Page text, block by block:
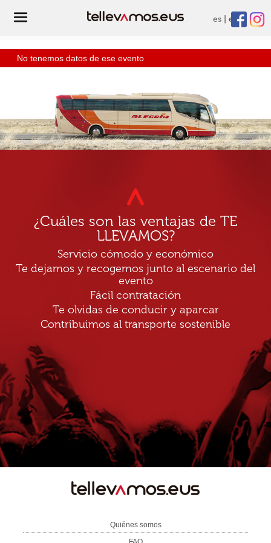
es eu
No tenemos datos de ese evento
¿Cuáles son las ventajas de TE
LLEVAMOS?
Servicio cómodo y económico
Te dejamos y recogemos junto al escenario del
evento
Fácil contratación
Te olvidas de conducir y aparcar
Contribuimos al transporte sostenible
Quiénes somos